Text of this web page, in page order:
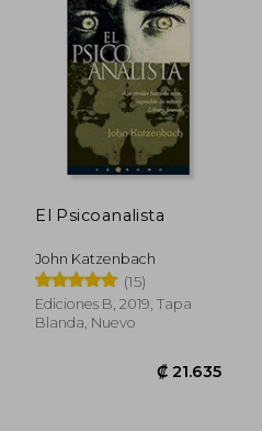
₡ 14.246
El Psicoanalista
John Katzenbach
(15)
Ediciones B, 2019, Tapa
Blanda, Nuevo